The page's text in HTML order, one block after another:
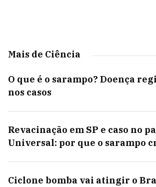
Mais de Ciência
O que é o sarampo? Doença
nos casos
Revacinação em SP e caso no
Universal: por que o sarampo
Ciclone bomba vai atingir o